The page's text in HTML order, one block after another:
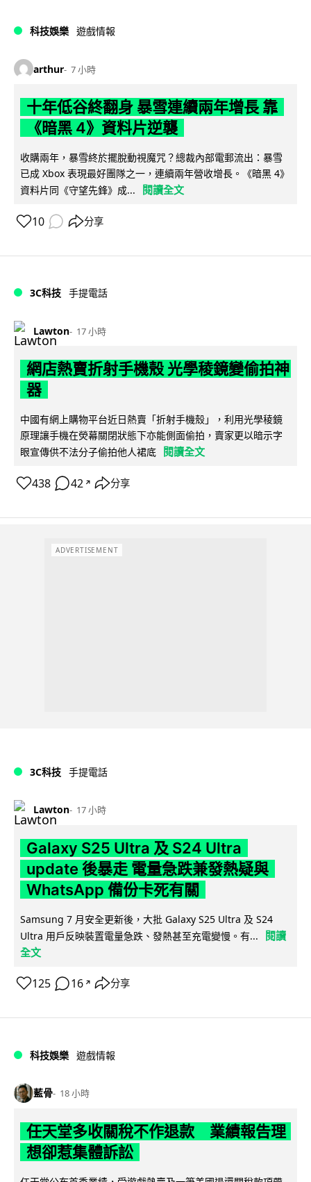
科技娛樂 遊戲情報
arthur 7 小時
十年低谷終翻身 暴雪連續兩年增長 靠
《暗黑 4》資料片逆襲
收購兩年，暴雪終於擺脫動視魔咒？總裁內部電郵流出：暴雪
已成 Xbox 表現最好團隊之一，連續兩年營收增長。《暗黑 4》
資料片同《守望先鋒》成...
閱讀全文
10 分享
3C科技 手提電話
Lawton 17 小時
網店熱賣折射手機殼 光學稜鏡變偷拍神
器
中國有網上購物平台近日熱賣「折射手機殼」，利用光學稜鏡
原理讓手機在熒幕關閉狀態下亦能側面偷拍，賣家更以暗示字
眼宣傳供不法分子偷拍他人裙底
閱讀全文
438 42 ↗ 分享
ADVERTISEMENT
3C科技 手提電話
Lawton 17 小時
Galaxy S25 Ultra 及 S24 Ultra
update 後暴走 電量急跌兼發熱疑與
WhatsApp 備份卡死有關
Samsung 7 月安全更新後，大批 Galaxy S25 Ultra 及 S24
Ultra 用戶反映裝置電量急跌、發熱甚至充電變慢。有...
閱讀
全文
125 16 ↗ 分享
科技娛樂 遊戲情報
藍骨 18 小時
任天堂多收關稅不作退款 業績報告理
想卻惹集體訴訟